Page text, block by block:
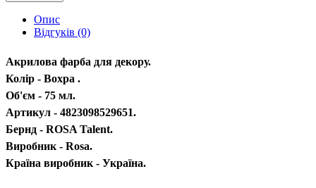
Опис
Відгуків (0)
Акрилова фарба для декору.
Колір - Вохра .
Об'єм - 75 мл.
Артикул - 4823098529651.
Бернд - ROSA Talent.
Виробник - Rosa.
Країна виробник - Україна.